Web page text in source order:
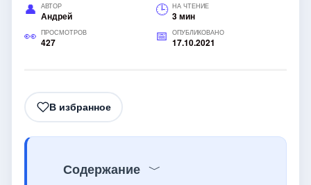
АВТОР
Андрей
НА ЧТЕНИЕ
3 мин
ПРОСМОТРОВ
427
ОПУБЛИКОВАНО
17.10.2021
В избранное
Содержание